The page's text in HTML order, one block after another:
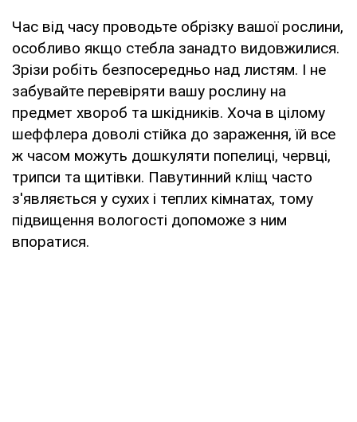
Час від часу проводьте обрізку вашої рослини,
особливо якщо стебла занадто видовжилися.
Зрізи робіть безпосередньо над листям. І не
забувайте перевіряти вашу рослину на
предмет хвороб та шкідників. Хоча в цілому
шеффлера доволі стійка до зараження, їй все
ж часом можуть дошкуляти попелиці, червці,
трипси та щитівки. Павутинний кліщ часто
з'являється у сухих і теплих кімнатах, тому
підвищення вологості допоможе з ним
впоратися.